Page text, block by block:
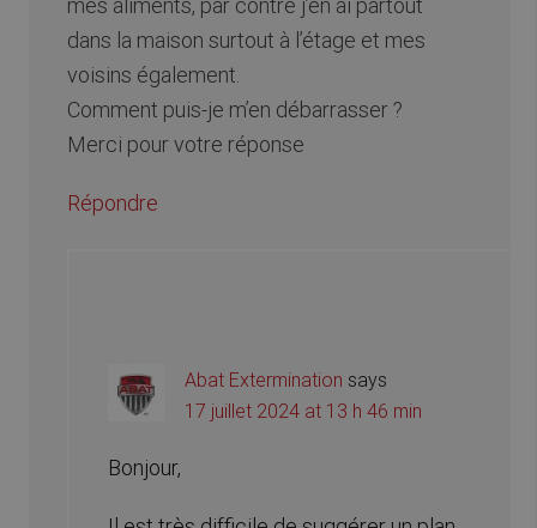
dans la maison surtout à l’étage et mes
voisins également.
Comment puis-je m’en débarrasser ?
Merci pour votre réponse
Répondre
Abat Extermination says
17 juillet 2024 at 13 h 46 min
Bonjour,